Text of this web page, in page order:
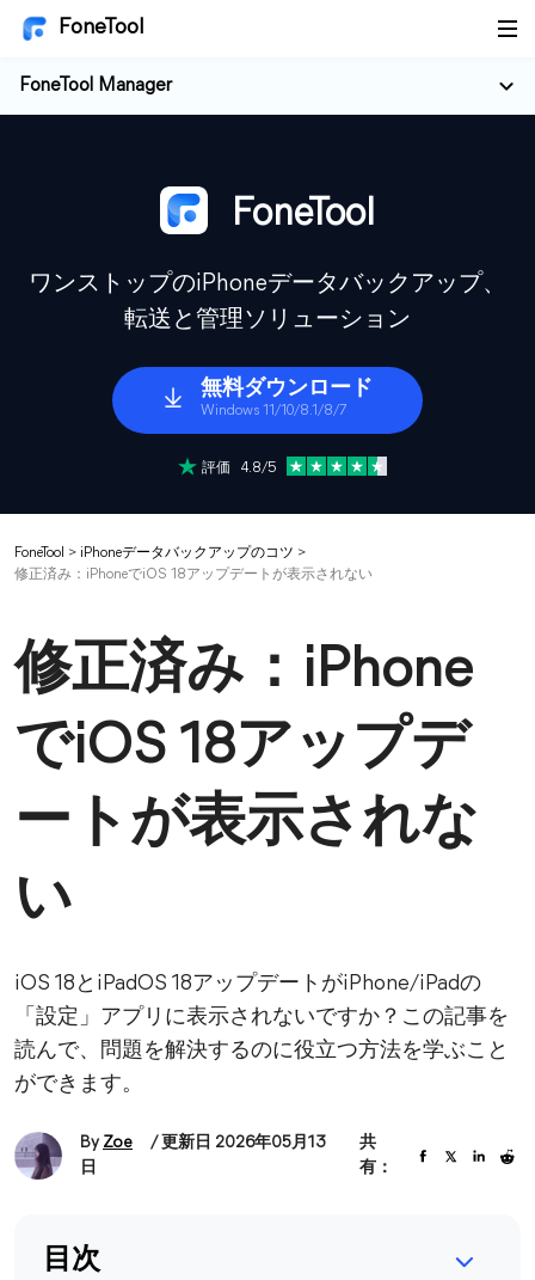
FoneTool
FoneTool Manager
FoneTool
ワンストップのiPhoneデータバックアップ、
転送と管理ソリューション
無料ダウンロード
Windows 11/10/8.1/8/7
評価 4.8/5
FoneTool > iPhoneデータバックアップのコツ >
修正済み：iPhoneでiOS 18アップデートが表示されない
修正済み：iPhone
でiOS 18アップデ
ートが表示されな
い
iOS 18とiPadOS 18アップデートがiPhone/iPadの
「設定」アプリに表示されないですか？この記事を
読んで、問題を解決するのに役立つ方法を学ぶこと
ができます。
By Zoe
/ 更新日 2026年05月13
日
共
有：
目次